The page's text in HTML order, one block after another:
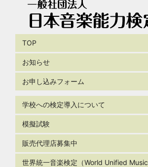
TOP
お知らせ
お申し込みフォーム
学校への検定導入について
模擬試験
販売代理店募集中
世界統一音楽検定（World Unified